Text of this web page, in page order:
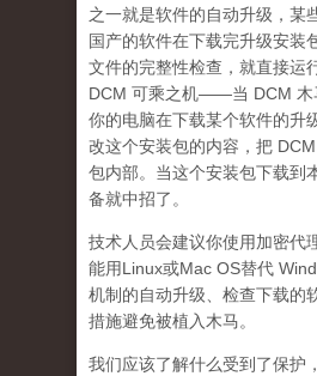
之一就是软件的自动升级，某
国产的软件在下载完升级安装
文件的完整性检查，就直接运
DCM 可乘之机——当 DCM 木
你的电脑在下载某个软件的升
改这个安装包的内容，把
包内部。当这个安装包下载到
备就中招了。
技术人员会建议你使用加密代
能用Linux或Mac OS替代
机制的自动升级、检查下载的
措施避免被植入木马。
我们应该了解什么受到了保护